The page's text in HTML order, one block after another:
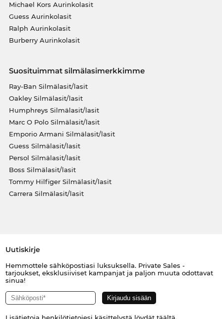
Michael Kors Aurinkolasit
Guess Aurinkolasit
Ralph Aurinkolasit
Burberry Aurinkolasit
Suosituimmat silmälasimerkkimme
Ray-Ban Silmälasit/lasit
Oakley Silmälasit/lasit
Humphreys Silmälasit/lasit
Marc O Polo Silmälasit/lasit
Emporio Armani Silmälasit/lasit
Guess Silmälasit/lasit
Persol Silmälasit/lasit
Boss Silmälasit/lasit
Tommy Hilfiger Silmälasit/lasit
Carrera Silmälasit/lasit
Uutiskirje
Hemmottele sähköpostiasi luksuksella. Private Sales -
tarjoukset, eksklusiiviset kampanjat ja paljon muuta odottavat
sinua!